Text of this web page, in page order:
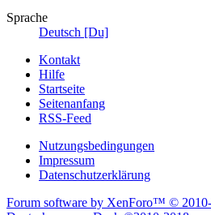
Sprache
Deutsch [Du]
Kontakt
Hilfe
Startseite
Seitenanfang
RSS-Feed
Nutzungsbedingungen
Impressum
Datenschutzerklärung
Forum software by XenForo™ ©